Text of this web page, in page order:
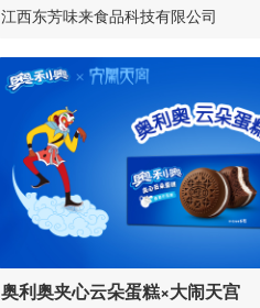
江西东芳味来食品科技有限公司
奥利奥夹心云朵蛋糕×大闹天宫